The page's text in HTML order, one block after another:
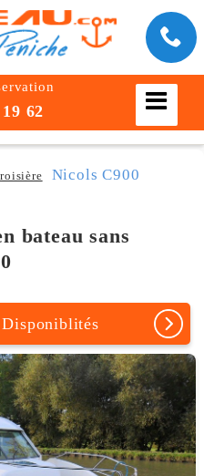
62
Nicols C900
bateau sans